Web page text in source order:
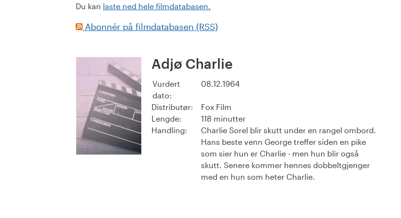
Du kan laste ned hele filmdatabasen.
Abonnér på filmdatabasen (RSS)
Adjø Charlie
Vurdert
dato:
08.12.1964
Distributør:
Fox Film
Lengde:
118 minutter
Handling:
Charlie Sorel blir skutt under en rangel ombord.
Hans beste venn George treffer siden en pike
som sier hun er Charlie - men hun blir også
skutt. Senere kommer hennes dobbeltgjenger
med en hun som heter Charlie.